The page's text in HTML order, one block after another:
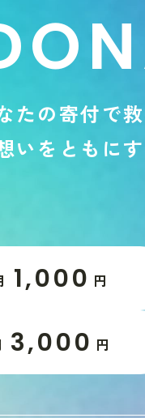
ON
たの寄付で救
いを と も にす
1,000 円
3,000 円